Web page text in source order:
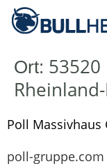
Ort:
Poll Massivhaus
poll-